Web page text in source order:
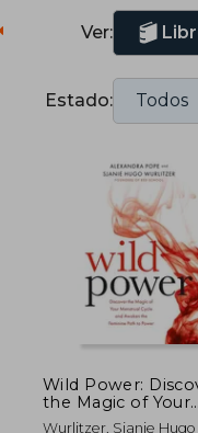
Ver:
Estado: Todos
Wild Power:
the Magic of Your
Menstrual Cycle
Wurlitzer, Sjanie Hugo